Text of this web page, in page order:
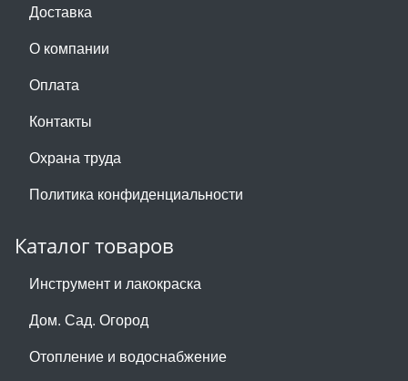
Доставка
О компании
Оплата
Контакты
Охрана труда
Политика конфиденциальности
Каталог товаров
Инструмент и лакокраска
Дом. Сад. Огород
Отопление и водоснабжение